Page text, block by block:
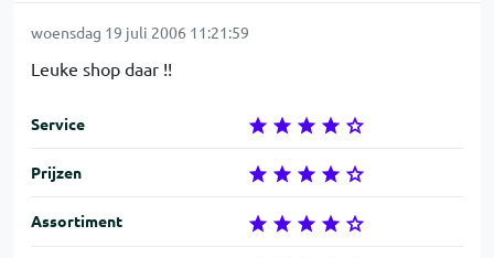
woensdag 19 juli 2006 11:21:59
Leuke shop daar !!
Service
Prijzen
Assortiment